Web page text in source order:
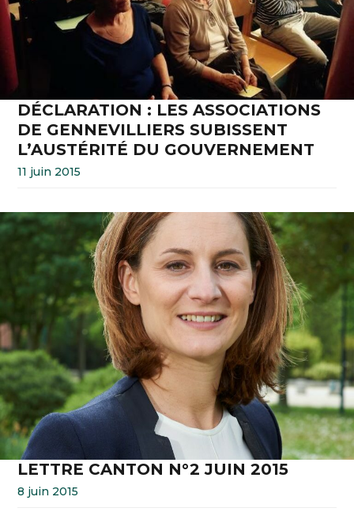
DÉCLARATION : LES ASSOCIATIONS
DE GENNEVILLIERS SUBISSENT
L’AUSTÉRITÉ DU GOUVERNEMENT
11 juin 2015
LETTRE CANTON N°2 JUIN 2015
8 juin 2015